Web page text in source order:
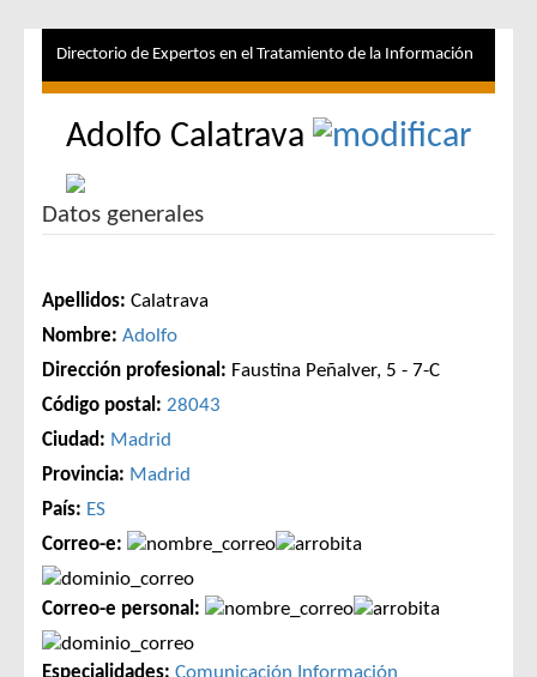
Directorio de Expertos en el Tratamiento de la Información
Adolfo Calatrava
Datos generales
Apellidos: Calatrava
Nombre: Adolfo
Dirección profesional: Faustina Peñalver, 5 - 7-C
Código postal: 28043
Ciudad: Madrid
Provincia: Madrid
País: ES
Correo-e:
Correo-e personal:
Especialidades: Comunicación Información